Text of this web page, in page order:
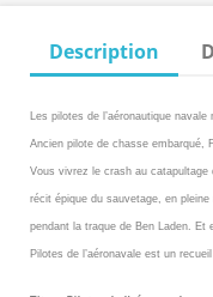
Description
Les pilotes de l’aéronautique
Ancien pilote de chasse embarqué,
Vous vivrez le crash au catapultage
récit épique du sauvetage, en pleine
pendant la traque de Ben Laden. Et
Pilotes de l’aéronavale est un